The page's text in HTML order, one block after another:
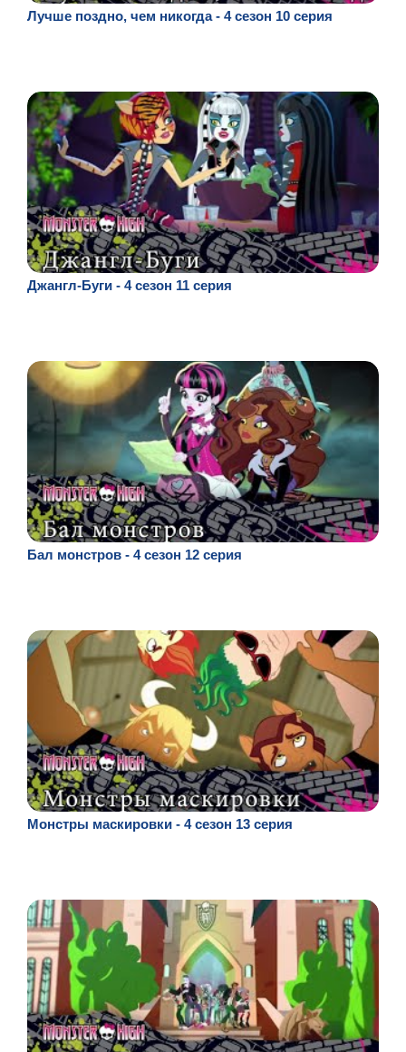
Лучше поздно, чем никогда - 4 сезон 10 серия
Джангл-Буги - 4 сезон 11 серия
Бал монстров - 4 сезон 12 серия
Монстры маскировки - 4 сезон 13 серия